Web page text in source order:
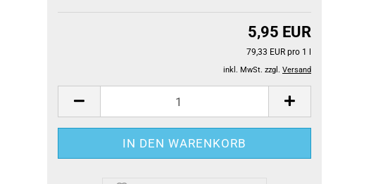
5,95 EUR
79,33 EUR pro 1 l
inkl. MwSt. zzgl. Versand